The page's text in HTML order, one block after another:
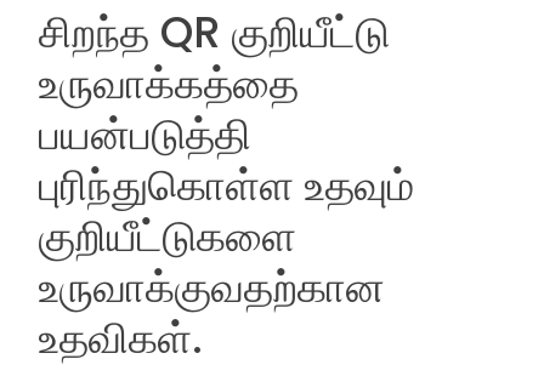
சிறந்த QR குறியீட்டு
உருவாக்கத்தை
பயன்படுத்தி
புரிந்துகொள்ள உதவும்
குறியீட்டுகளை
உருவாக்குவதற்கான
உதவிகள்.